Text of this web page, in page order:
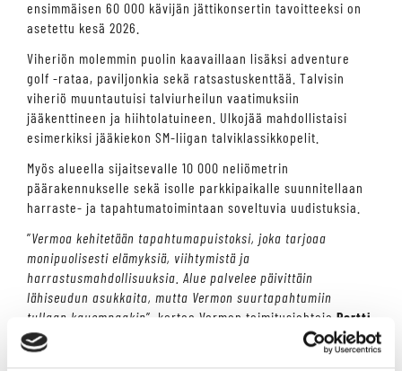
ensimmäisen 60 000 kävijän jättikonsertin tavoitteeksi on
asetettu kesä 2026.
Viheriön molemmin puolin kaavaillaan lisäksi adventure
golf -rataa, paviljonkia sekä ratsastuskenttää. Talvisin
viheriö muuntautuisi talviurheilun vaatimuksiin
jääkenttineen ja hiihtolatuineen. Ulkojää mahdollistaisi
esimerkiksi jääkiekon SM-liigan talviklassikkopelit.
Myös alueella sijaitsevalle 10 000 neliömetrin
päärakennukselle sekä isolle parkkipaikalle suunnitellaan
harraste- ja tapahtumatoimintaan soveltuvia uudistuksia.
”Vermoa kehitetään tapahtumapuistoksi, joka tarjoaa
monipuolisesti elämyksiä, viihtymistä ja
harrastusmahdollisuuksia. Alue palvelee päivittäin
lähiseudun asukkaita, mutta Vermon suurtapahtumiin
tullaan kauempaakin”, kertoo Vermon toimitusjohtaja Pertti
Koskenniemi
”Yhteistyö Ticketmasterin kanssa on meille erittäin tärkeää